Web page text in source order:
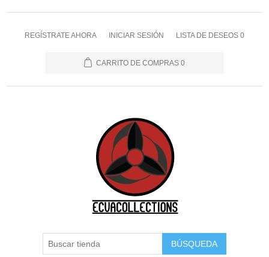
REGÍSTRATE AHORA INICIAR SESIÓN LISTA DE DESEOS 0
CARRITO DE COMPRAS 0
BÚSQUEDA